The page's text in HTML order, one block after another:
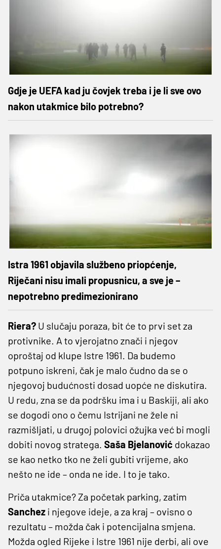
Gdje je UEFA kad ju čovjek treba i je li sve ovo
nakon utakmice bilo potrebno?
Istra 1961 objavila službeno priopćenje,
Riječani nisu imali propusnicu, a sve je –
nepotrebno predimezionirano
Riera? U slučaju poraza, bit će to prvi set za
protivnike. A to vjerojatno znači i njegov
oproštaj od klupe Istre 1961. Da budemo
potpuno iskreni, čak je malo čudno da se o
njegovoj budućnosti dosad uopće ne diskutira.
U redu, zna se da podršku ima i u Baskiji, ali ako
se dogodi ono o čemu Istrijani ne žele ni
razmišljati, u drugoj polovici ožujka već bi mogli
dobiti novog stratega. Saša Bjelanović dokazao
se kao netko tko ne želi gubiti vrijeme, ako
nešto ne ide – onda ne ide. I to je tako.
Priča utakmice? Za početak parking, zatim
Sanchez i njegove ideje, a za kraj – ovisno o
rezultatu – možda čak i potencijalna smjena.
Možda ogled Rijeke i Istre 1961 nije derbi, ali ove